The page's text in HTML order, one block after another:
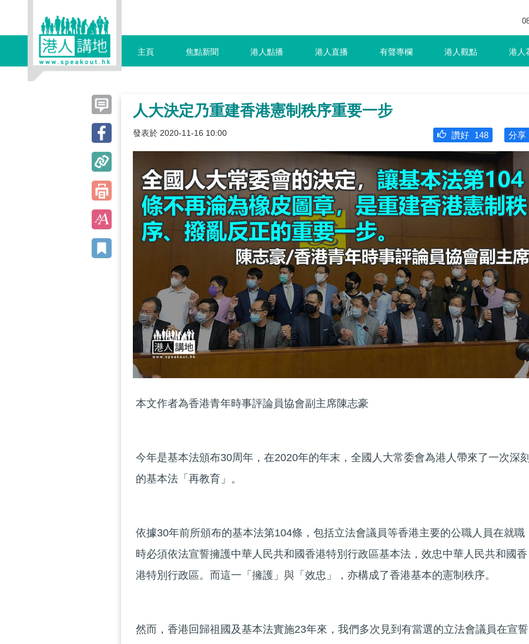
主頁 焦點新聞 港人點播 港人直播 有聲專欄 港人觀點 港人
人大決定乃重建香港憲制秩序重要一步
發表於 2020-11-16 10:00 分享
讚好 148
本文作者為香港青年時事評論員協會副主席陳志豪
今年是基本法頒布30周年，在2020年的年末，全國人大常委會為港人帶來了一次深刻
的基本法「再教育」。
依據30年前所頒布的基本法第104條，包括立法會議員等香港主要的公職人員在就職
時必須依法宣誓擁護中華人民共和國香港特別行政區基本法，效忠中華人民共和國香
港特別行政區。而這一「擁護」與「效忠」，亦構成了香港基本的憲制秩序。
然而，香港回歸祖國及基本法實施23年來，我們多次見到有當選的立法會議員在宣誓